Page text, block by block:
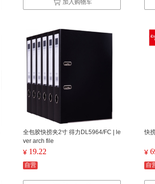
加入购物车
全包胶快捞夹2寸 得力DL5964/FC | le
ver arch file
¥ 19.22
自营
快
¥
自